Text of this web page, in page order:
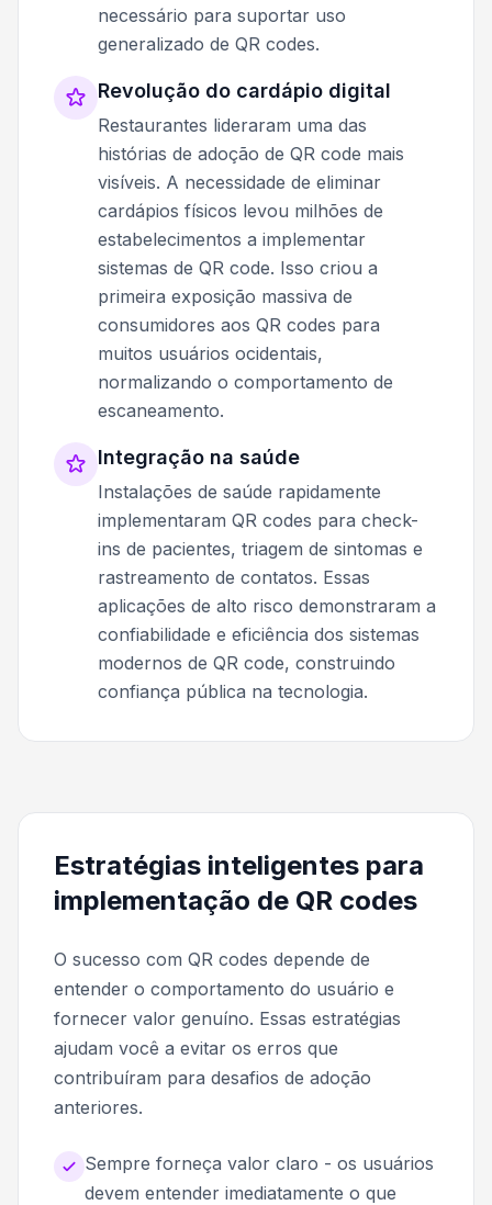
necessário para suportar uso
generalizado de QR codes.
Revolução do cardápio digital
Restaurantes lideraram uma das
histórias de adoção de QR code mais
visíveis. A necessidade de eliminar
cardápios físicos levou milhões de
estabelecimentos a implementar
sistemas de QR code. Isso criou a
primeira exposição massiva de
consumidores aos QR codes para
muitos usuários ocidentais,
normalizando o comportamento de
escaneamento.
Integração na saúde
Instalações de saúde rapidamente
implementaram QR codes para check-
ins de pacientes, triagem de sintomas e
rastreamento de contatos. Essas
aplicações de alto risco demonstraram a
confiabilidade e eficiência dos sistemas
modernos de QR code, construindo
confiança pública na tecnologia.
Estratégias inteligentes para
implementação de QR codes
O sucesso com QR codes depende de
entender o comportamento do usuário e
fornecer valor genuíno. Essas estratégias
ajudam você a evitar os erros que
contribuíram para desafios de adoção
anteriores.
Sempre forneça valor claro - os usuários
devem entender imediatamente o que